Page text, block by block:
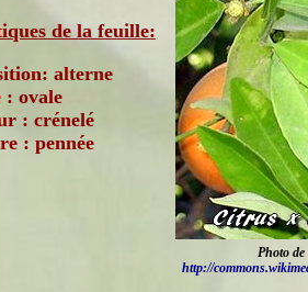
Photo de
http://
de la feuille:
alterne
: ovale
: crénelé
: pennée